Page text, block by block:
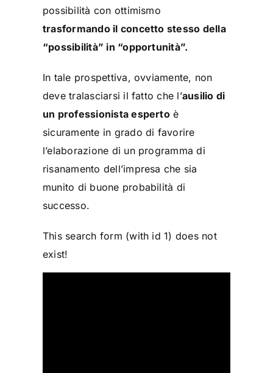
possibilità con ottimismo
trasformando il concetto stesso della
“possibilità” in “opportunità”.
In tale prospettiva, ovviamente, non
deve tralasciarsi il fatto che l’ausilio di
un professionista espertoè
sicuramente in grado di favorire
l’elaborazione di un programma di
risanamento dell’impresa che sia
munito di buone probabilità di
successo.
This search form (with id 1) does not
exist!